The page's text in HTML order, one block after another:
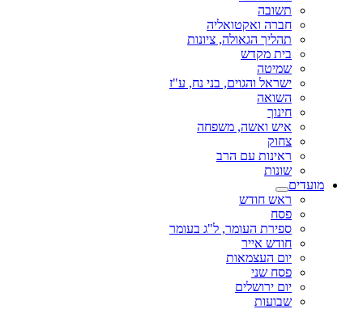
תשובה
חברה ואקטואליה
תהליך הגאולה, ציונות
בית מקדש
שמיטה
ישראל והגוים, בני נח, ע"ז
השואה
חינוך
איש ואשה, משפחה
צחוק
ראינות עם הרב
שונות
מועדים
ראש חודש
פסח
ספירת העומר, ל"ג בעומר
חודש אייר
יום העצמאות
פסח שני
יום ירושלים
שבועות